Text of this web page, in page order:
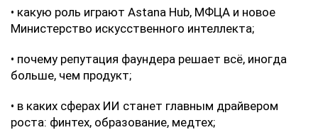
• какую роль играют Astana Hub, МФЦА и новое
Министерство искусственного интеллекта;
• почему репутация фаундера решает всё, иногда
больше, чем продукт;
• в каких сферах ИИ станет главным драйвером
роста: финтех, образование, медтех;